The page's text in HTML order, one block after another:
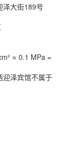
泽大街189号
≈ 0.1 MPa =
迎泽宾馆不属于